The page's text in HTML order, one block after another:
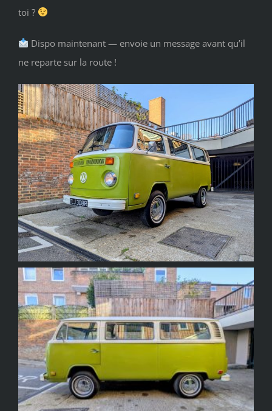
toi ?
Dispo maintenant — envoie un message avant qu’il
ne reparte sur la route !